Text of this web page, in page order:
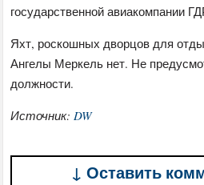
государственной авиакомпании
Яхт, роскошных дворцов для
Ангелы Меркель нет. Не
должности.
Источник: DW
↓ Оставить